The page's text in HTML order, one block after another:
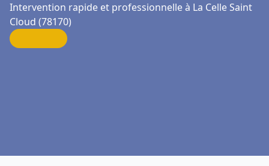
Intervention rapide et professionnelle à La Celle Saint
Cloud (78170)